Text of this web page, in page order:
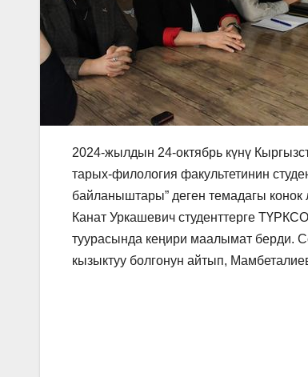
2024-жылдын 24-октябрь күнү
тарых-филология факультетинин
байланыштары” деген темадагы конок
Канат Уркашевич студенттерге
туурасында кеңири маалымат берди.
кызыктуу болгонун айтып,